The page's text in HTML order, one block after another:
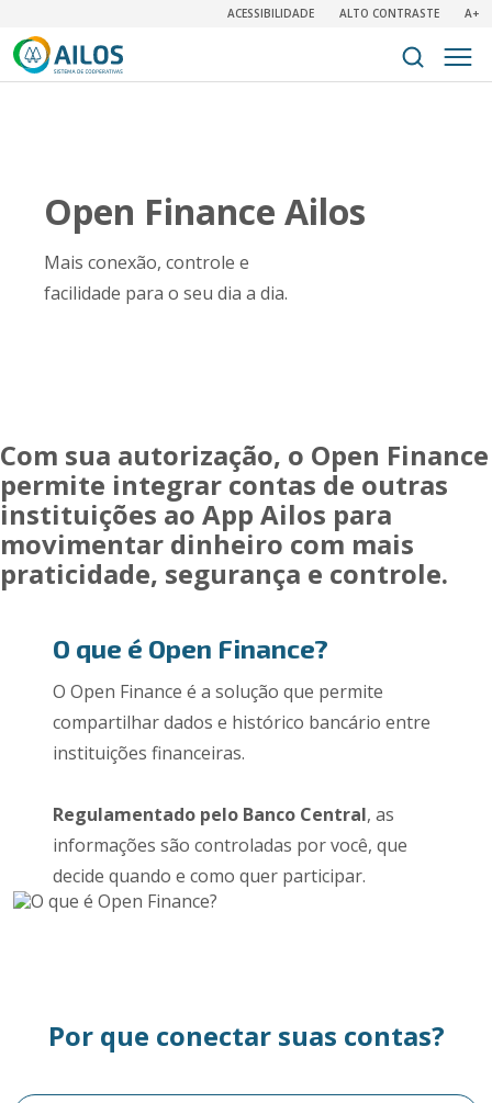
ACESSIBILIDADE ALTO CONTRASTE A+
Open Finance Ailos
Mais conexão, controle e
facilidade para o seu dia a dia.
Com sua autorização, o Open Finance
permite integrar contas de outras
instituições ao App Ailos para
movimentar dinheiro com mais
praticidade, segurança e controle.
O que é Open Finance?
O Open Finance é a solução que permite
compartilhar dados e histórico bancário entre
instituições financeiras.
Regulamentado pelo Banco Central, as
informações são controladas por você, que
decide quando e como quer participar.
Por que conectar suas contas?